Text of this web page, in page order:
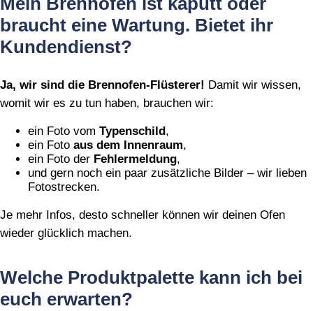
braucht eine Wartung. Bietet ihr
Kundendienst?
Ja, wir sind die Brennofen‑Flüsterer! Damit wir wissen,
womit wir es zu tun haben, brauchen wir:
ein Foto vom Typenschild ,
ein Foto aus dem Innenraum,
ein Foto der Fehlermeldung,
und gern noch ein paar zusätzliche Bilder – wir lieben
Fotostrecken.
Je mehr Infos, desto schneller können wir deinen Ofen
wieder glücklich machen.
Welche Produktpalette kann ich bei
euch erwarten?